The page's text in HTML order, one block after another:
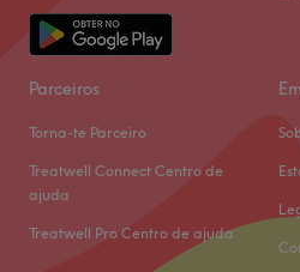
Parceiros
Torna-te Parceiro
Treatwell Connect Centro de
ajuda
Treatwell Pro Centro de ajuda